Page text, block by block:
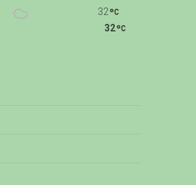
32
32